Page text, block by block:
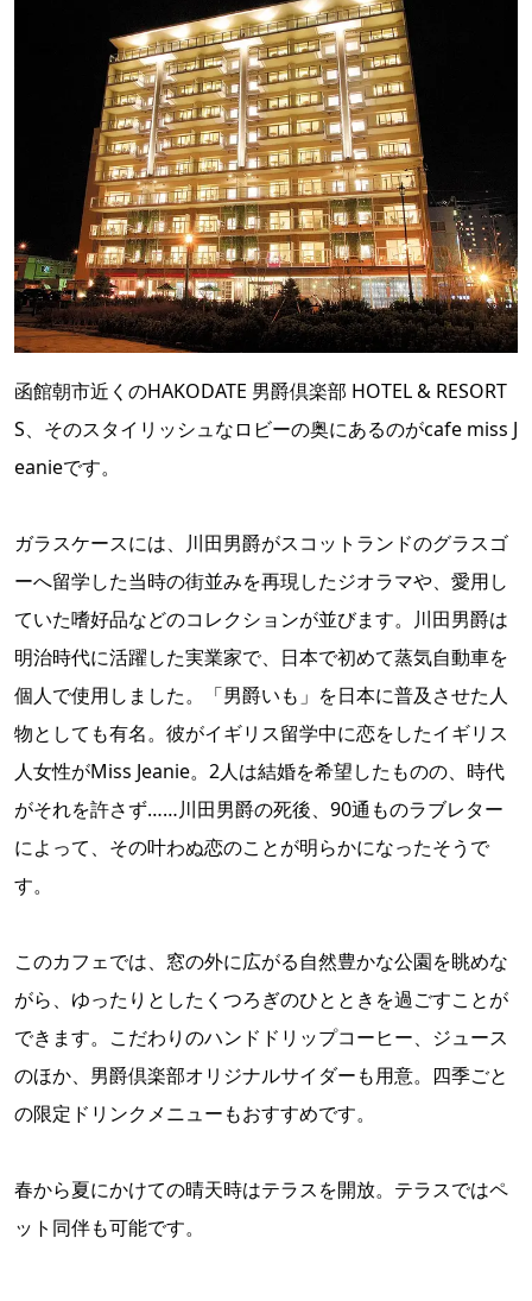
函館朝市近くのHAKODATE 男爵倶楽部 HOTEL & RESORT
S、そのスタイリッシュなロビーの奥にあるのがcafe miss J
eanieです。
ガラスケースには、川田男爵がスコットランドのグラスゴ
ーへ留学した当時の街並みを再現したジオラマや、愛用し
ていた嗜好品などのコレクションが並びます。川田男爵は
明治時代に活躍した実業家で、日本で初めて蒸気自動車を
個人で使用しました。「男爵いも」を日本に普及させた人
物としても有名。彼がイギリス留学中に恋をしたイギリス
人女性がMiss Jeanie。2人は結婚を希望したものの、時代
がそれを許さず……川田男爵の死後、90通ものラブレター
によって、その叶わぬ恋のことが明らかになったそうで
す。
このカフェでは、窓の外に広がる自然豊かな公園を眺めな
がら、ゆったりとしたくつろぎのひとときを過ごすことが
できます。こだわりのハンドドリップコーヒー、ジュース
のほか、男爵倶楽部オリジナルサイダーも用意。四季ごと
の限定ドリンクメニューもおすすめです。
春から夏にかけての晴天時はテラスを開放。テラスではペ
ット同伴も可能です。